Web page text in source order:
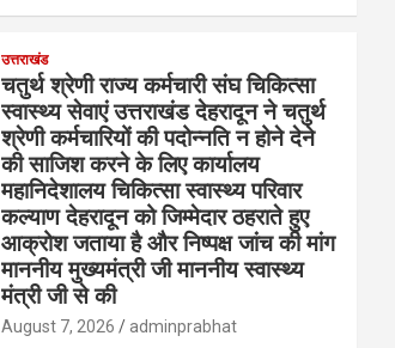
उत्तराखंड
चतुर्थ श्रेणी राज्य कर्मचारी संघ चिकित्सा
स्वास्थ्य सेवाएं उत्तराखंड देहरादून ने चतुर्थ
श्रेणी कर्मचारियों की पदोन्नति न होने देने
की साजिश करने के लिए कार्यालय
महानिदेशालय चिकित्सा स्वास्थ्य परिवार
कल्याण देहरादून को जिम्मेदार ठहराते हुए
आक्रोश जताया है और निष्पक्ष जांच की मांग
माननीय मुख्यमंत्री जी माननीय स्वास्थ्य
मंत्री जी से की
August 7, 2026 adminprabhat